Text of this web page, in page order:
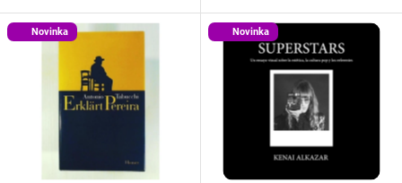
Novinka Novinka